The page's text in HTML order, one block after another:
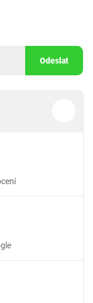
Odeslat